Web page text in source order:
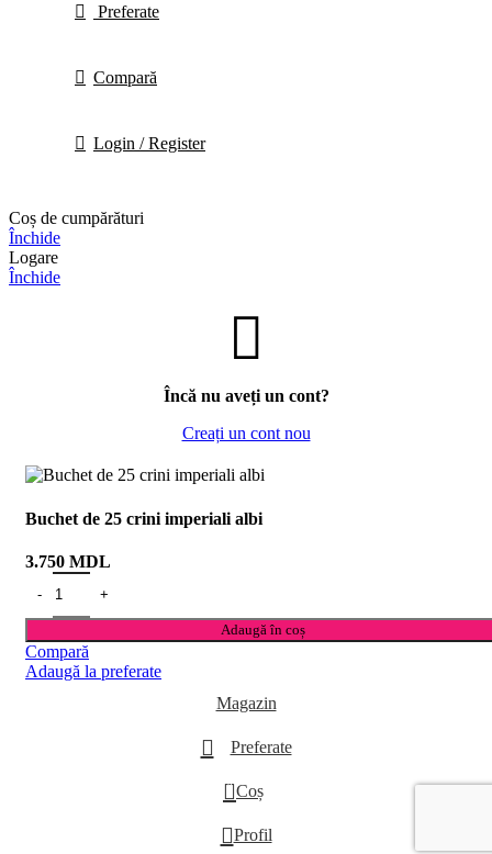
Preferate
Compară
Login / Register
Coș de cumpărături
Închide
Logare
Închide
Încă nu aveți un cont?
Creați un cont nou
Buchet de 25 crini imperiali albi
3.750 MDL
Adaugă în coș
Compară
Adaugă la preferate
Magazin
Preferate
0 Coș
Profil